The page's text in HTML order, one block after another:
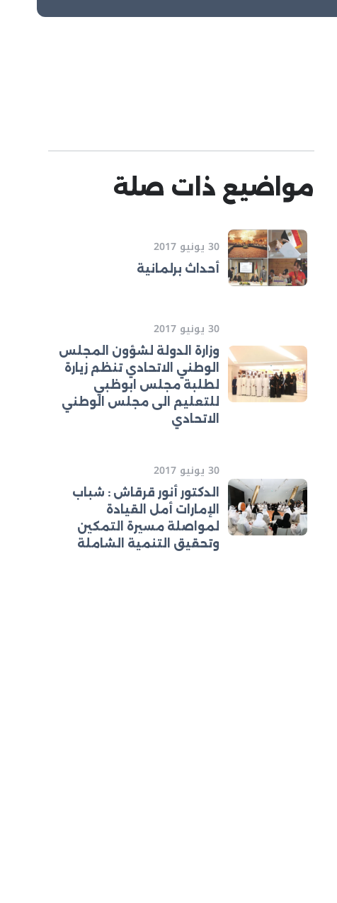
مواضيع ذات صلة
30 يونيو 2017
أحداث برلمانية
30 يونيو 2017
وزارة الدولة لشؤون المجلس
الوطني الاتحادي تنظم زيارة
لطلبة مجلس ابوظبي
للتعليم الى مجلس الوطني
الاتحادي
30 يونيو 2017
الدكتور أنور قرقاش : شباب
الإمارات أمل القيادة
لمواصلة مسيرة التمكين
وتحقيق التنمية الشاملة